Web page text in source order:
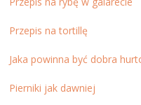
Przepis na tortillę
Jaka powinna być dobra
Pierniki jak dawniej